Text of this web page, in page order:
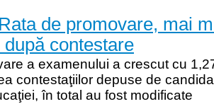
de promovare, mai
contestare
a examenului a crescut cu
contestaţiilor depuse de
în total au fost modificate